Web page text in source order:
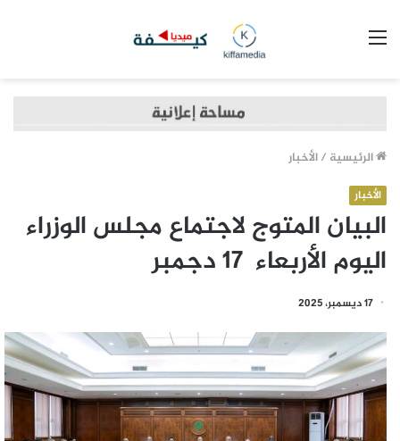
الرئيسية /الأخبار
الأخبار
البيان المتوج لاجتماع مجلس الوزراء
اليوم الأربعاء 17 دجمبر
17 ديسمبر، 2025